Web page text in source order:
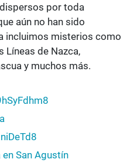
por toda
aún no han sido
incluimos misterios como
Líneas de Nazca,
y muchos más.
San Agustín